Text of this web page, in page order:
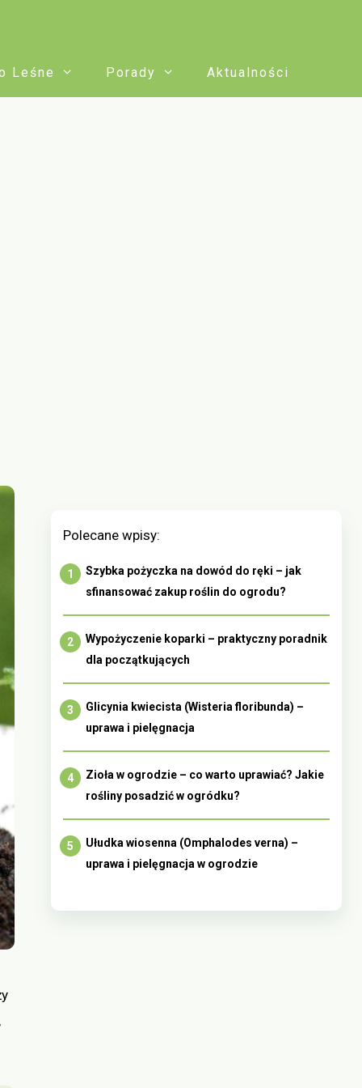
Leśne Porady Aktualności
Polecane wpisy:
Szybka pożyczka na dowód do ręki – jak
sfinansować zakup roślin do ogrodu?
Wypożyczenie koparki – praktyczny poradnik
dla początkujących
Glicynia kwiecista (Wisteria floribunda) –
uprawa i pielęgnacja
Zioła w ogrodzie – co warto uprawiać? Jakie
rośliny posadzić w ogródku?
Ułudka wiosenna (Omphalodes verna) –
uprawa i pielęgnacja w ogrodzie